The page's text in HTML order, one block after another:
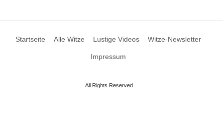
Startseite Alle Witze Lustige Videos Witze-Newsletter
Impressum
All Rights Reserved